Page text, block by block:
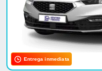
Entrega inmediata